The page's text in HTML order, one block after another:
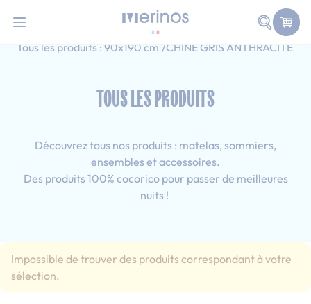
Faire
Accueil
Simple
Tous les produits : 90x190 cm CHINE GRIS ANTHRACITE
TOUS LES PRODUITS
Découvrez tous nos produits : matelas, sommiers,
ensembles et accessoires.
Des produits 100% cocorico pour passer de meilleures
nuits !
Impossible de trouver des produits correspondant à votre
sélection.